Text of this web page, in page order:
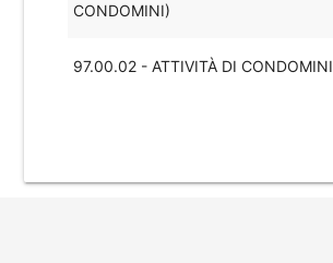
CONDOMINI)
97.00.02 - ATTIVITÀ DI CONDOMINI